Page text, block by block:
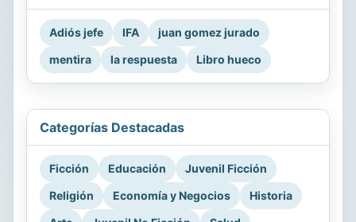
Adiós jefe IFA
juan gomez jurado
mentira
la respuesta Libro hueco
Categorías Destacadas
Ficción Educación
Juvenil Ficción
Religión
Economía y Negocios
Historia